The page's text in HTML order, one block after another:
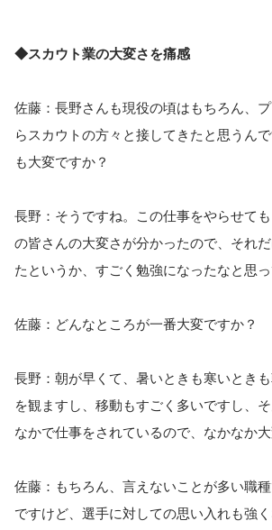
◆スカウト業の大変さを痛感
佐藤：長野さんも現役の頃はもちろん、
らスカウトの方々と接してきたと思うん
も大変ですか？
長野：そうですね。この仕事をやらせて
の皆さんの大変さが分かったので、それ
たというか、すごく勉強になったなと思っ
佐藤：どんなところが一番大変ですか？
長野：朝が早くて、暑いときも寒いとき
を観ますし、移動もすごく多いですし、
なかで仕事をされているので、なかなか大
佐藤：もちろん、言えないことが多い職
ですけど、選手に対しての思い入れも強